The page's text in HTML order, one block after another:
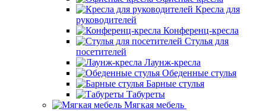
Кресла для
руководителей
Конференц-кресла
Стулья для
посетителей
Лаунж-кресла
Обеденные стулья
Барные стулья
Табуреты
Мягкая мебель